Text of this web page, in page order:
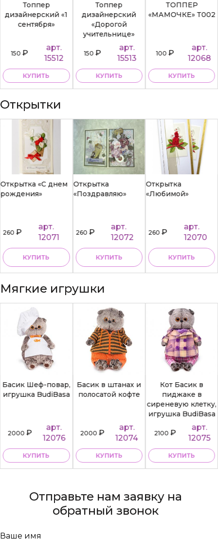
Топпер
дизайнерский «1
сентября»
150₽
арт.
15512
КУПИТЬ
Топпер
дизайнерский
«Дорогой
учительнице»
150₽
арт.
15513
КУПИТЬ
ТОППЕР
«МАМОЧКЕ» Т002
100₽
арт.
12068
КУПИТЬ
Открытки
Открытка «С днем
рождения»
260₽
арт.
12071
КУПИТЬ
Открытка
«Поздравляю»
260₽
арт.
12072
КУПИТЬ
Открытка
«Любимой»
260₽
арт.
12070
КУПИТЬ
Мягкие игрушки
Басик Шеф-повар,
игрушка BudiBasa
2000₽
арт.
12076
КУПИТЬ
Басик в штанах и
полосатой кофте
2000₽
арт.
12074
КУПИТЬ
Кот Басик в
пиджаке в
сиреневую клетку,
игрушка BudiBasa
2100₽
арт.
12075
КУПИТЬ
Отправьте нам заявку на
обратный звонок